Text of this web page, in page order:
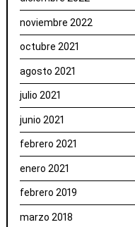
noviembre 2022
octubre 2021
agosto 2021
julio 2021
junio 2021
febrero 2021
enero 2021
febrero 2019
marzo 2018